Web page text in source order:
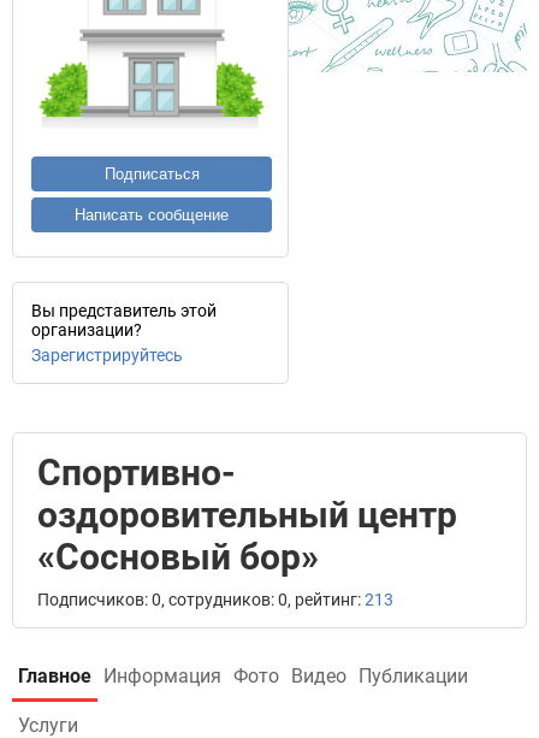
Подписаться
Написать сообщение
Вы представитель этой
организации?
Зарегистрируйтесь
Спортивно-
оздоровительный центр
«Сосновый бор»
Подписчиков: 0, сотрудников: 0, рейтинг:213
Главное Информация Фото Видео Публикации
Услуги